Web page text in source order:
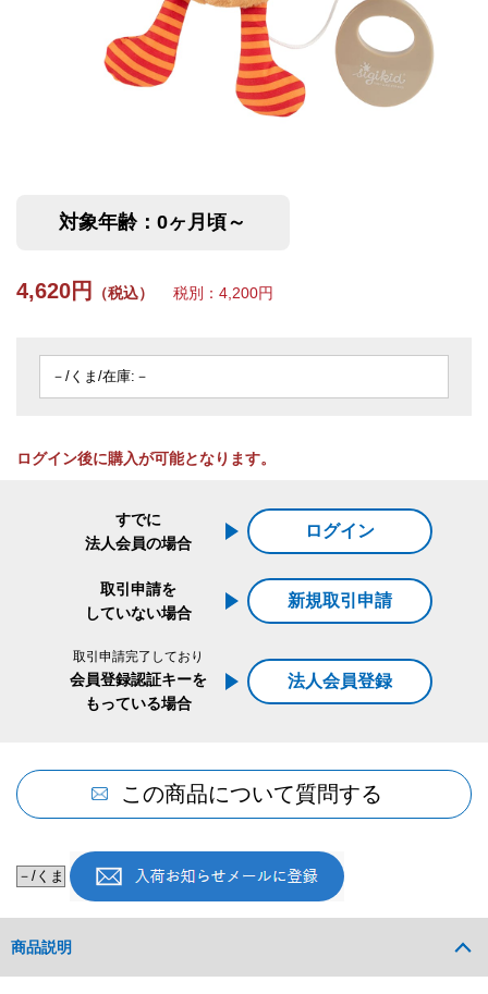
対象年齢：0ヶ月頃～
4,620円 （税込） 税別：4,200円
ログイン後に購入が可能となります。
すでに
法人会員の場合
ログイン
取引申請を
していない場合
新規取引申請
取引申請完了しており
会員登録認証キーを
もっている場合
法人会員登録
この商品について質問する
商品説明